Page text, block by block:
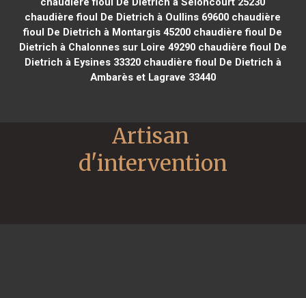
chaudière fioul De Dietrich à Oullins 69600 chaudière
fioul De Dietrich à Montargis 45200 chaudière fioul De
Dietrich à Chalonnes sur Loire 49290chaudière fioul De
Dietrich à Eysines 33320chaudière fioul De Dietrich à
Ambarès et Lagrave 33440
Artisan
d'intervention